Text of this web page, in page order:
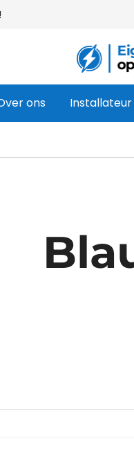
Eigen
Uw
ons